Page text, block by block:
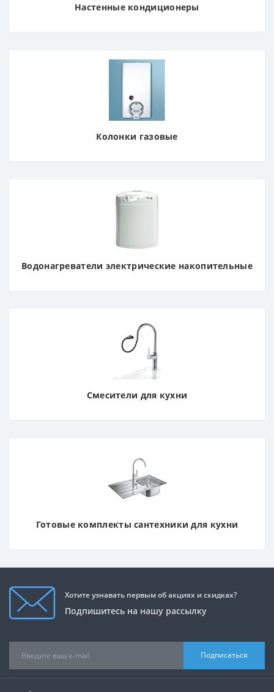
Настенные кондиционеры
Колонки газовые
Водонагреватели электрические накопительные
Смесители для кухни
Готовые комплекты сантехники для кухни
Хотите узнавать первым об акциях и скидках?
Подпишитесь на нашу рассылку
Подписаться